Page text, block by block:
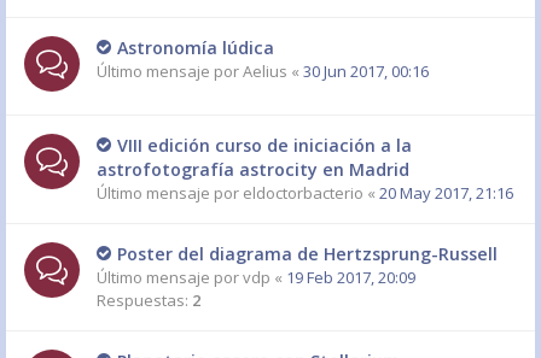
Astronomía lúdica
Último mensaje porAelius « 30 Jun 2017, 00:16
VIII edición curso de iniciación a la
astrofotografía astrocity en Madrid
Último mensaje por eldoctorbacterio « 20 May 2017, 21:16
Poster del diagrama de Hertzsprung-Russell
Último mensaje porvdp « 19 Feb 2017, 20:09
Respuestas: 2